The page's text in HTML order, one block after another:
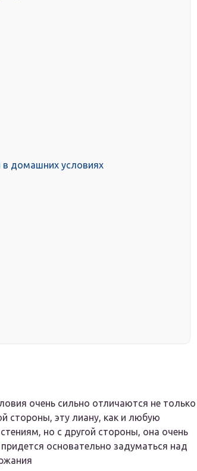
в домашних условиях
очень сильно отличаются не только
стороны, эту лиану, как и любую
но с другой стороны, она очень
основательно задуматься над